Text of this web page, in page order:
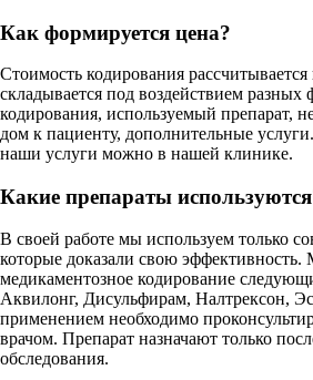
Как формируется цена?
Стоимость кодирования
складывается под воздействием разных
кодирования, используемый препарат,
дом к пациенту, дополнительные
наши услуги можно в нашей клинике.
Какие препараты
В своей работе мы используем только
которые доказали свою
медикаментозное кодирование
Аквилонг, Дисульфирам, Налтрексон,
применением необходимо
врачом. Препарат назначают только
обследования.